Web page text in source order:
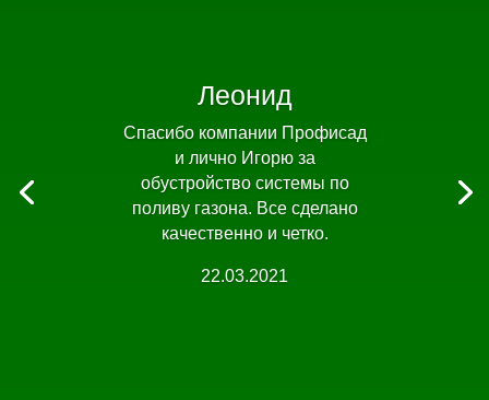
Леонид
Спасибо компании Профисад
и лично Игорю за
обустройство системы по
поливу газона. Все сделано
качественно и четко.
22.03.2021